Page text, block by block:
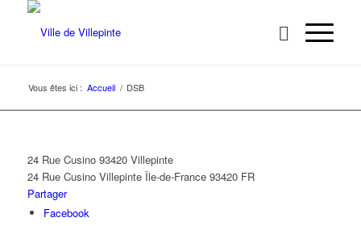
Vous êtes ici : Accueil / DSB
24 Rue Cusino 93420 Villepinte
24 Rue Cusino Villepinte Île-de-France 93420 FR
Partager
Facebook